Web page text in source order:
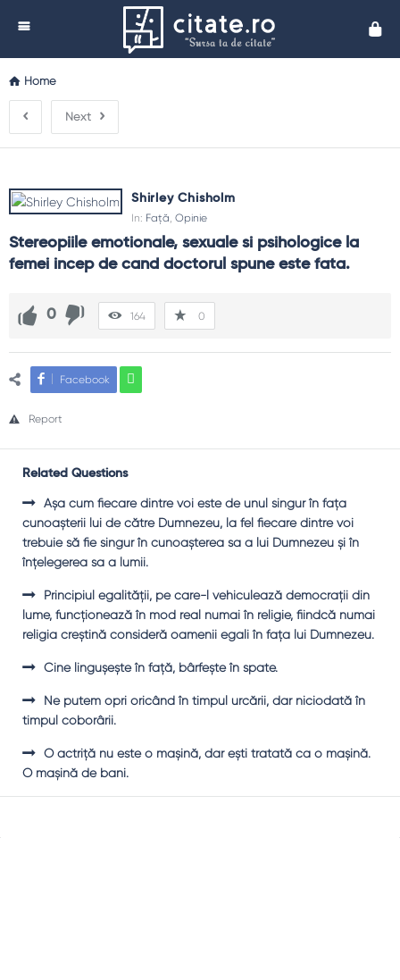
Home
Next
Shirley Chisholm
In: Față, Opinie
Stereopiile emotionale, sexuale si psihologice la
femei incep de cand doctorul spune este fata.
0 164 0
Facebook
Report
Related Questions
Aşa cum fiecare dintre voi este de unul singur în faţa
cunoaşterii lui de către Dumnezeu, la fel fiecare dintre voi
trebuie să fie singur în cunoaşterea sa a lui Dumnezeu şi în
înţelegerea sa a lumii.
Principiul egalităţii, pe care-l vehiculează democraţii din
lume, funcţionează în mod real numai în religie, fiindcă numai
religia creştină consideră oamenii egali în faţa lui Dumnezeu.
Cine linguşeşte în faţă, bârfeşte în spate.
Ne putem opri oricând în timpul urcării, dar niciodată în
timpul coborârii.
O actriţă nu este o maşină, dar eşti tratată ca o maşină.
O maşină de bani.